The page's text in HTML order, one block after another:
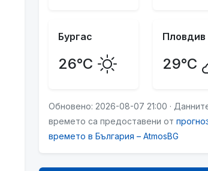
Бургас
26°C
Пловдив
29°C
Обновено: 2026-08-07 21:00 ·
времето са предоставени от
времето в България – AtmosBG